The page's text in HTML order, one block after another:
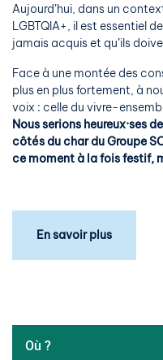
Aujourd’hui, dans un
LGBTQIA+, il est essentiel
jamais acquis et qu’ils
Face à une montée des
plus en plus fortement, à
voix : celle du vivre-
Nous serions heureux·ses
côtés du char du Groupe
ce moment à la fois festif,
En savoir plus
Où ?